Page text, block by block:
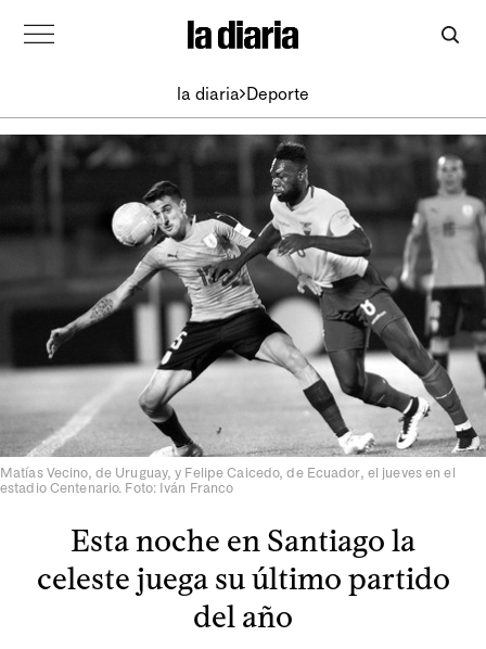
la diaria Deporte
Matías Vecino, de Uruguay, y Felipe Caicedo, de Ecuador, el jueves en el
estadio Centenario. Foto: Iván Franco
Esta noche en Santiago la
celeste juega su último partido
del año